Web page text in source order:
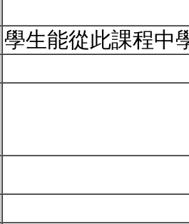
學生能從此課程中